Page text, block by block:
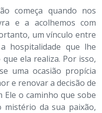
começa quando nos
e a acolhemos com
um vínculo entre
hospitalidade que lhe
ela realiza. Por isso,
uma ocasião propícia
e renovar a decisão de
o caminho que sobe
mistério da sua paixão,